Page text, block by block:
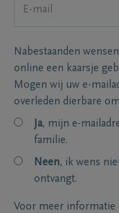
Nabestaanden
online een kaarsje
Mogen wij uw e-
overleden dierbare
Ja, mijn e-
familie.
Neen, ik wens
ontvangt.
Voor meer informatie